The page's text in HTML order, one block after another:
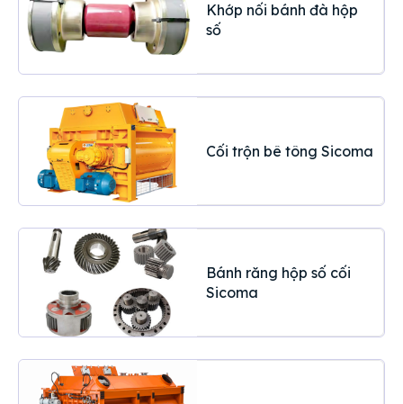
Khớp nối bánh đà hộp
số
Cối trộn bê tông Sicoma
Bánh răng hộp số cối
Sicoma